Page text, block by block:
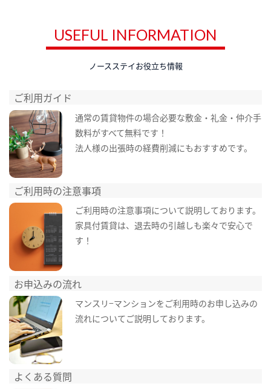
USEFUL INFORMATION
ノースステイお役立ち情報
ご利用ガイド
通常の賃貸物件の場合必要な敷金・礼金・仲介手
数料がすべて無料です！
法人様の出張時の経費削減にもおすすめです。
ご利用時の注意事項
ご利用時の注意事項について説明しております。
家具付賃貸は、退去時の引越しも楽々で安心で
す！
お申込みの流れ
マンスリ−マンションをご利用時のお申し込みの
流れについてご説明しております。
よくある質問